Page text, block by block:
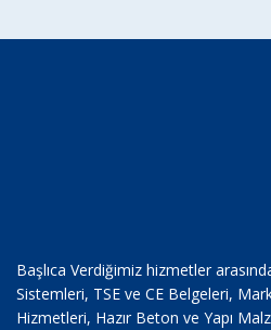
Başlıca Verdiğimiz hizmetler
Sistemleri, TSE ve CE Belgeleri,
Hizmetleri, Hazır Beton ve Yapı